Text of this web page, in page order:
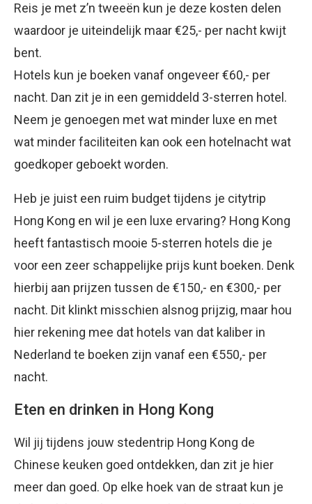
Reis je met z’n tweeën kun je deze kosten delen
waardoor je uiteindelijk maar €25,- per nacht kwijt
bent.
Hotels kun je boeken vanaf ongeveer €60,- per
nacht. Dan zit je in een gemiddeld 3-sterren hotel.
Neem je genoegen met wat minder luxe en met
wat minder faciliteiten kan ook een hotelnacht wat
goedkoper geboekt worden.
Heb je juist een ruim budget tijdens je citytrip
Hong Kong en wil je een luxe ervaring? Hong Kong
heeft fantastisch mooie 5-sterren hotels die je
voor een zeer schappelijke prijs kunt boeken. Denk
hierbij aan prijzen tussen de €150,- en €300,- per
nacht. Dit klinkt misschien alsnog prijzig, maar hou
hier rekening mee dat hotels van dat kaliber in
Nederland te boeken zijn vanaf een €550,- per
nacht.
Eten en drinken in Hong Kong
Wil jij tijdens jouw stedentrip Hong Kong de
Chinese keuken goed ontdekken, dan zit je hier
meer dan goed. Op elke hoek van de straat kun je